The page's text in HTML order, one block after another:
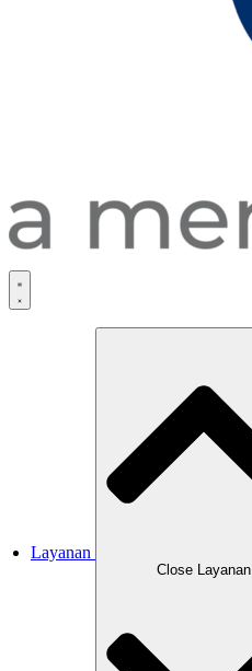
Layanan
Close Layanan